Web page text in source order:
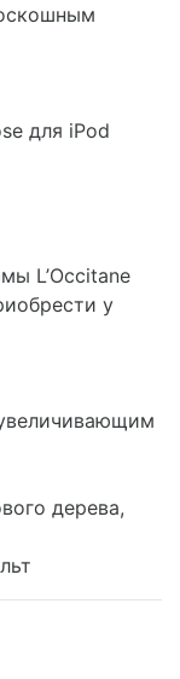
для iPod
L’Occitane
у
дерева,